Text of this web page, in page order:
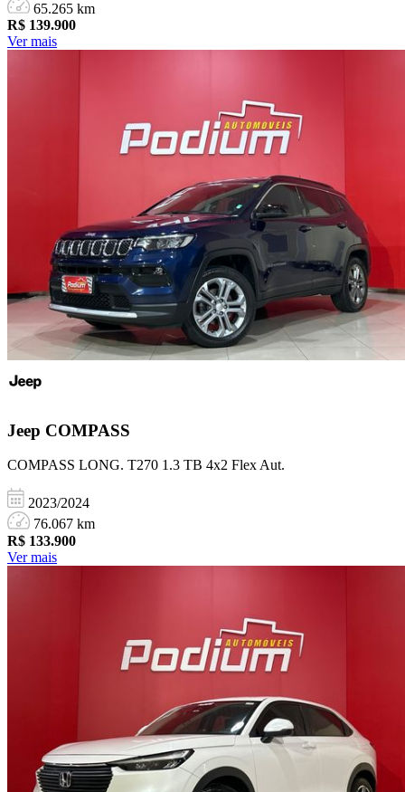
65.265 km
R$ 139.900
Ver mais
Jeep COMPASS
COMPASS LONG. T270 1.3 TB 4x2 Flex Aut.
2023/2024
76.067 km
R$ 133.900
Ver mais